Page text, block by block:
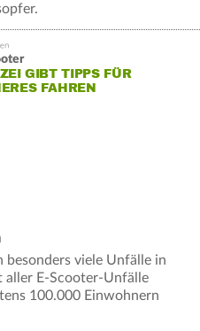
GIBT TIPPS FÜR
FAHREN
besonders viele Unfälle in
aller E-Scooter-Unfälle
100.000 Einwohnern